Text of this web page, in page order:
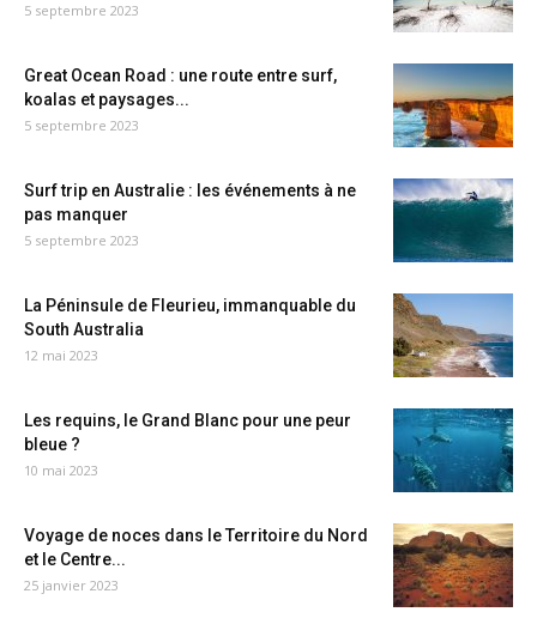
5 septembre 2023
Great Ocean Road : une route entre surf,
koalas et paysages...
5 septembre 2023
Surf trip en Australie : les événements à ne
pas manquer
5 septembre 2023
La Péninsule de Fleurieu, immanquable du
South Australia
12 mai 2023
Les requins, le Grand Blanc pour une peur
bleue ?
10 mai 2023
Voyage de noces dans le Territoire du Nord
et le Centre...
25 janvier 2023